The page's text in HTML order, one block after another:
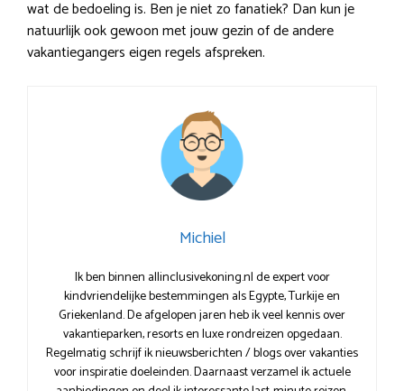
wat de bedoeling is. Ben je niet zo fanatiek? Dan kun je
natuurlijk ook gewoon met jouw gezin of de andere
vakantiegangers eigen regels afspreken.
Michiel
Ik ben binnen allinclusivekoning.nl de expert voor
kindvriendelijke bestemmingen als Egypte, Turkije en
Griekenland. De afgelopen jaren heb ik veel kennis over
vakantieparken, resorts en luxe rondreizen opgedaan.
Regelmatig schrijf ik nieuwsberichten / blogs over vakanties
voor inspiratie doeleinden. Daarnaast verzamel ik actuele